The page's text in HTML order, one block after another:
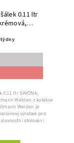
0.11 ltr
týdny
0.11 ltr SAVONA,
Weiden z kolekce
Weiden je
výrobek pro
stolování.